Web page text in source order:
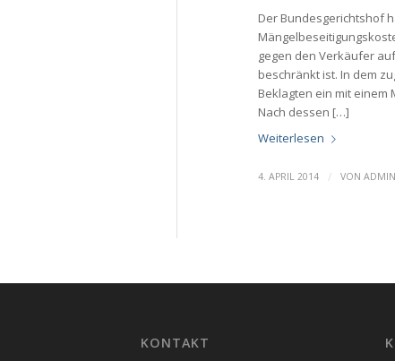
Der Bundesgerichtshof
gegen den Verkäufer
beschränkt ist. In dem
Beklagten ein mit einem
Nach dessen […]
Weiterlesen
4. APRIL 2014 / VON ADMIN
KONTAKT